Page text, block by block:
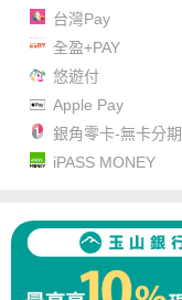
台灣Pay
全盈+PAY
悠遊付
Apple Pay
銀角零卡-無卡分期
iPASS MONEY